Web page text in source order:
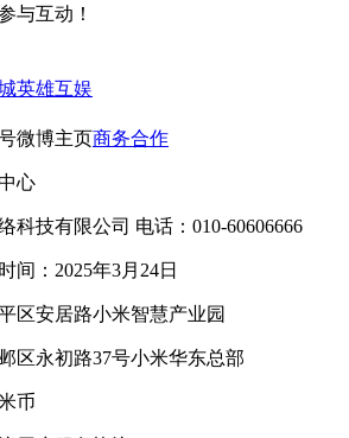
与互动！
英雄互娱
微博主页商务合作
心
科技有限公司 电话：010-60606666
间：2025年3月24日
区安居路小米智慧产业园
区永初路37号小米华东总部
币